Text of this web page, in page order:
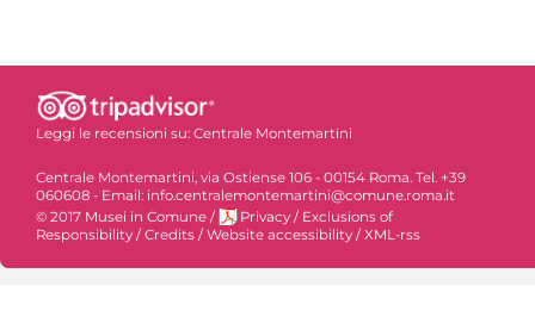
Leggi le recensioni su: Centrale Montemartini
Centrale Montemartini, via Ostiense 106 - 00154 Roma. Tel. +39
060608 - Email: info.centralemontemartini@comune.roma.it
© 2017 Musei in Comune / Privacy / Exclusions of
Responsibility /Credits /Website accessibility /XML-rss